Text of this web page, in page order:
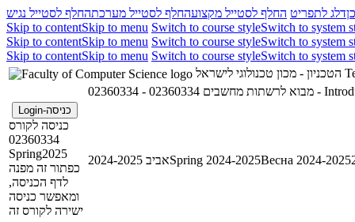
דלג לתפריט החלף לסטייל מקצועהחלף לסטייל מערכתהחלף לסטייל נגיש
Skip to contentSkip to menu Switch to course styleSwitch to system
Skip to contentSkip to menu Switch to course styleSwitch to system
Skip to contentSkip to menu Switch to course styleSwitch to system
02360334 - מבוא לרשתות מחשבים
כניסה-Login
כניסה לקורס
02360334
Spring2025
כפתור זה מפנה
לדף הכניסה,
ומאפשר כניסה
ישירה לקורס זה
אביב 2024-2025Spring 2024-2025Весна 2024-2025